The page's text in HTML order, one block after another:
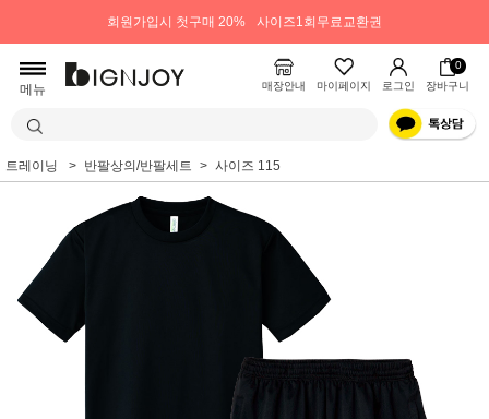
회원가입시 첫구매 20% 사이즈1회무료교환권
메뉴 매장안내 마이페이지 로그인
0
장바구니
트레이닝 반팔상의/반팔세트 사이즈 115